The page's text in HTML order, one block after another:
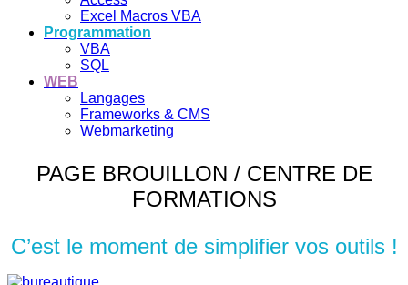
Excel Macros VBA
Programmation
VBA
SQL
WEB
Langages
Frameworks & CMS
Webmarketing
PAGE BROUILLON / CENTRE DE
FORMATIONS
C’est le moment de simplifier vos outils !